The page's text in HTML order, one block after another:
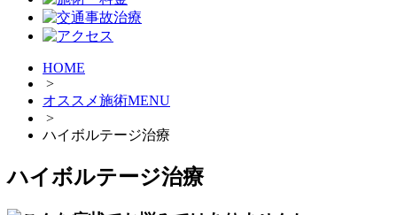
HOME
>
オススメ施術MENU
>
ハイボルテージ治療
ハイボルテージ治療